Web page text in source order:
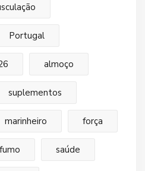
Portugal
almoço
suplementos
marinheiro força
fumo saúde